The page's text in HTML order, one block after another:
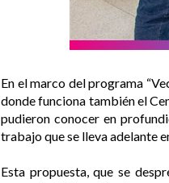
En el marco del programa
donde funciona también el
pudieron conocer en
trabajo que se lleva adelante
Esta propuesta, que se